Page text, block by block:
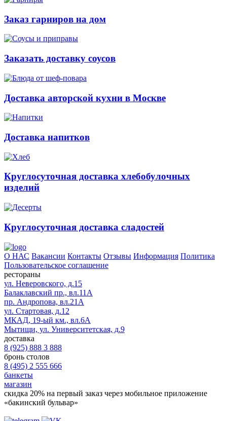
Заказ гарниров на дом
Заказать доставку соусов
Доставка авторской кухни в Москве
Доставка напитков
Круглосуточная доставка хлебобулочных
изделий
Круглосуточная доставка сладостей
О НАС Вакансии Контакты Отзывы Информация Политика
Пользовательское соглашение
рестораны
ул. Неверовского, д.15
Балаклавский пр., вл.11А
пр. Андропова, вл.21А
ул. Стартовая, д.12
МКАД, 19-ый км., вл.6А
Мытищи, ул. Университетская, д.9
доставка
8 (925) 888 3 888
бронь столов
8 (495) 2 555 666
банкеты
магазин
скидка 20% на первый заказ через мобильное приложение
«бакинский бульвар»